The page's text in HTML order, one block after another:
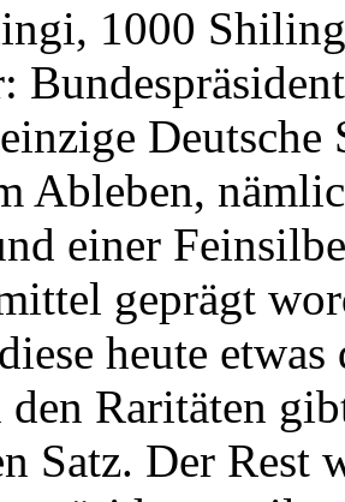
1000
Deutsche
Ableben,
einer
geprägt
heute
Raritäten
Satz. Der Rest